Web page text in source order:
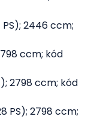
PS); 2446 ccm;
ccm; kód
2798 ccm; kód
PS); 2798 ccm;